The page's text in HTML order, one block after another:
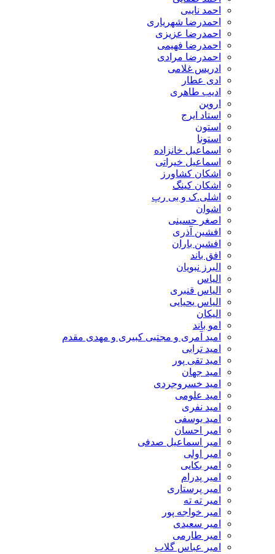
احمد نایبی
احمدرضا شهریاری
احمدرضا عزیزی
احمدرضا فهیمی
احمدرضا مرادی
ادریس غلامی
ادی عطار
ادیب طاهری
اروین
استاد ایرج
استون
استونا
اسماعیل خانزاده
اسماعیل خیراتی
اشکان کشاورز
اشکان کینگ
اشلی.ک و بی رپ
اشوان
اصغر حسینی
افشین آذری
افشین باران
افق باند
البرز نبویان
الیاس
الیاس قنبرى
الیاس یحیایی
الیکان
امو باند
امید آمری و مجتبی کبیری و مهدى مقدم
امید ترابی
امید تقی پور
امید جهان
امید خسروجردی
امید علومی
امید نفری
امید یوسفی
امیر احسان
امیر اسماعیل صدفی
امیر اولی
امیر بکایی
امیر پدرام
امیر پرستاری
امیر ته ته
امیر خواجه پور
امیر سعیدی
امیر طارمی
امیر عباس گلاب